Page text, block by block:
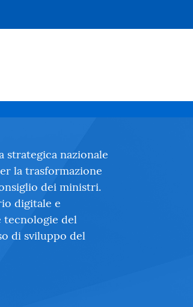
strategica nazionale
la trasformazione
dei ministri.
digitale e
tecnologie del
di sviluppo del